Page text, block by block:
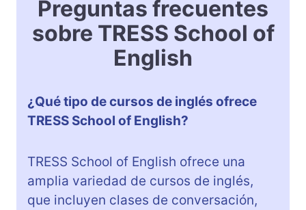
Preguntas frecuentes
sobre TRESS School of
English
¿Qué tipo de cursos de inglés ofrece
TRESS School of English?
TRESS School of English ofrece una
amplia variedad de cursos de inglés,
que incluyen clases de conversación,